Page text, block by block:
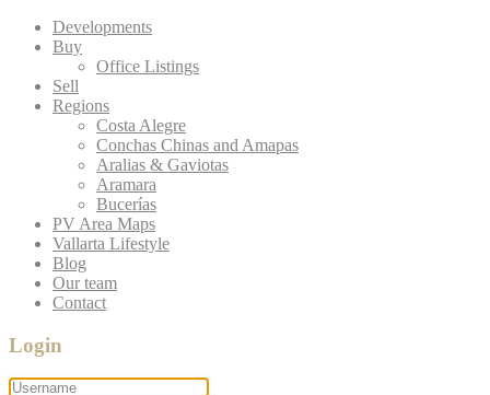
Developments
Buy
Office Listings
Sell
Regions
Costa Alegre
Conchas Chinas and Amapas
Aralias & Gaviotas
Aramara
Bucerías
PV Area Maps
Vallarta Lifestyle
Blog
Our team
Contact
Login